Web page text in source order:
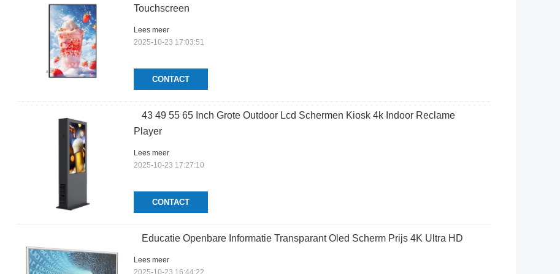
Touchscreen
CONTACT
Lees meer
2025-10-23 17:03:51
43 49 55 65 Inch Grote Outdoor Lcd Schermen Kiosk 4k Indoor Reclame
Player
CONTACT
Lees meer
2025-10-23 17:27:10
Educatie Openbare Informatie Transparant Oled Scherm Prijs 4K Ultra HD
Lees meer